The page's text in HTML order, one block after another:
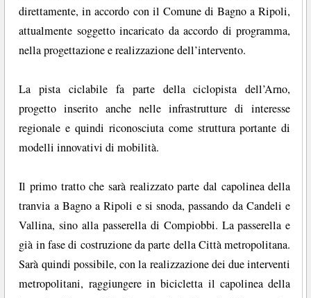
direttamente, in accordo con il Comune di Bagno a Ripoli,
attualmente soggetto incaricato da accordo di programma,
nella progettazione e realizzazione dell’intervento.
La pista ciclabile fa parte della ciclopista dell’Arno,
progetto inserito anche nelle infrastrutture di interesse
regionale e quindi riconosciuta come struttura portante di
modelli innovativi di mobilità.
Il primo tratto che sarà realizzato parte dal capolinea della
tranvia a Bagno a Ripoli e si snoda, passando da Candeli e
Vallina, sino alla passerella di Compiobbi. La passerella e
già in fase di costruzione da parte della Città metropolitana.
Sarà quindi possibile, con la realizzazione dei due interventi
metropolitani, raggiungere in bicicletta il capolinea della